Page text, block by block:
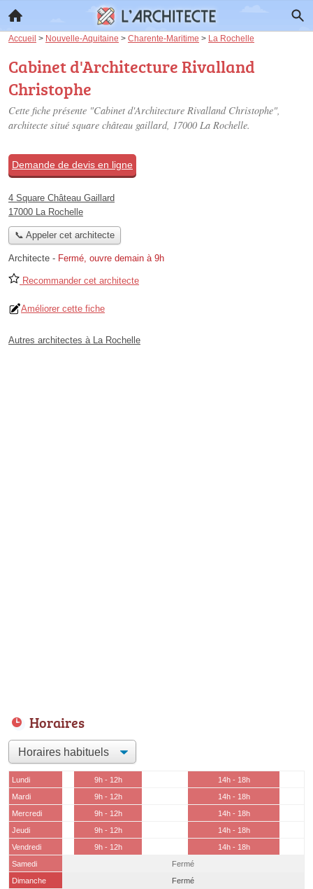
Accueil > Nouvelle-Aquitaine > Charente-Maritime > La Rochelle
Cabinet d'Architecture Rivalland
Christophe
Cette fiche présente "Cabinet d'Architecture Rivalland Christophe",
architecte situé square château gaillard, 17000 La Rochelle.
Demande de devis en ligne
4 Square Château Gaillard
17000 La Rochelle
📞 Appeler cet architecte
Architecte - Fermé, ouvre demain à 9h
Recommander cet architecte
Améliorer cette fiche
Autres architectes à La Rochelle
Horaires
Lundi 9h - 12h
14h - 18h
Mardi
9h - 12h
14h - 18h
Mercredi
9h - 12h
14h - 18h
Jeudi
9h - 12h
14h - 18h
Vendredi
9h - 12h
14h - 18h
Samedi
Fermé
Dimanche
Fermé